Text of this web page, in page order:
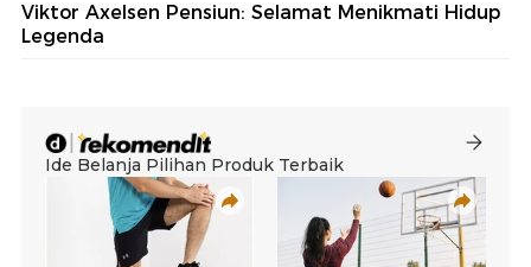
Viktor Axelsen Pensiun: Selamat Menikmati Hidup
Legenda